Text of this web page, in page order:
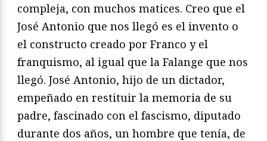
compleja, con muchos matices. Creo que el
José Antonio que nos llegó es el invento o
el constructo creado por Franco y el
franquismo, al igual que la Falange que nos
llegó. José Antonio, hijo de un dictador,
empeñado en restituir la memoria de su
padre, fascinado con el fascismo, diputado
durante dos años, un hombre que tenía, de